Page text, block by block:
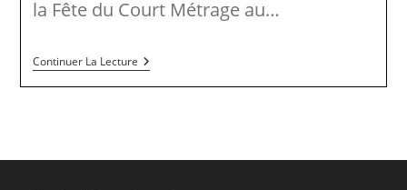
la Fête du Court Métrage au…
Continuer La Lecture10
Courts
Métrages